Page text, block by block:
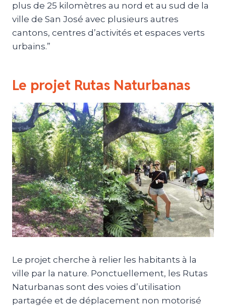
plus de 25 kilomètres au nord et au sud de la
ville de San José avec plusieurs autres
cantons, centres d’activités et espaces verts
urbains.”
Le projet Rutas Naturbanas
Le projet cherche à relier les habitants à la
ville par la nature. Ponctuellement, les Rutas
Naturbanas sont des voies d’utilisation
partagée et de déplacement non motorisé